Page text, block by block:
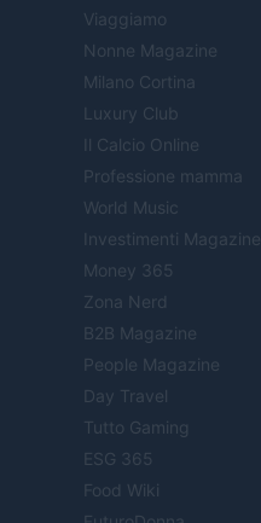
Viaggiamo
Nonne Magazine
Milano Cortina
Luxury Club
Il Calcio Online
Professione mamma
World Music
Investimenti Magazine
Money 365
Zona Nerd
B2B Magazine
People Magazine
Day Travel
Tutto Gaming
ESG 365
Food Wiki